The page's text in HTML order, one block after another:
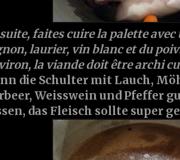
faites cuire la palette avec
laurier, vin blanc et du
la viande doit être archi
die Schulter mit Lauch,
Weisswein und Pfeffer
das Fleisch sollte super